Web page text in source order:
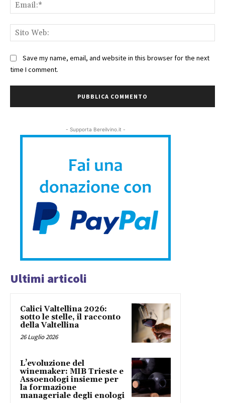
Save my name, email, and website in this browser for the next
time I comment.
- Supporta Bereilvino.it -
Ultimi articoli
Calici Valtellina 2026:
sotto le stelle, il racconto
della Valtellina
26 Luglio 2026
L’evoluzione del
winemaker: MIB Trieste e
Assoenologi insieme per
la formazione
manageriale degli enologi